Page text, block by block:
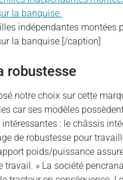
indépendantes montées
la banquise.[/caption]
robustesse
notre choix sur cette
car ses modèles
: le châssis
de robustesse pour
poids/puissance
travail. » La société